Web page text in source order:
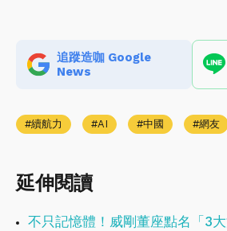
追蹤造咖 Google
News
續航力 AI 中國 網友
延伸閱讀
不只記憶體！威剛董座點名「3